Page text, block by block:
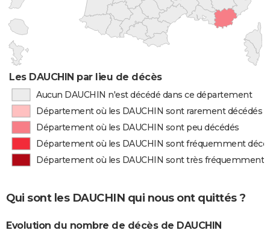
Les DAUCHIN par lieu de décès
Aucun DAUCHIN n'est décédé dans ce département
Département où les DAUCHIN sont rarement décédés
Département où les DAUCHIN sont peu décédés
Département où les DAUCHIN sont fréquemment
Département où les DAUCHIN sont très fréquemment
Qui sont les DAUCHIN qui nous ont quittés ?
Evolution du nombre de décès de DAUCHIN